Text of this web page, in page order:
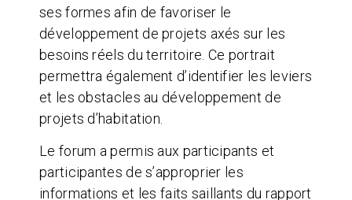
ses formes afin de favoriser le
développement de projets axés sur les
besoins réels du territoire. Ce portrait
permettra également d’identifier les leviers
et les obstacles au développement de
projets d’habitation.
Le forum a permis aux participants et
participantes de s’approprier les
informations et les faits saillants du rapport